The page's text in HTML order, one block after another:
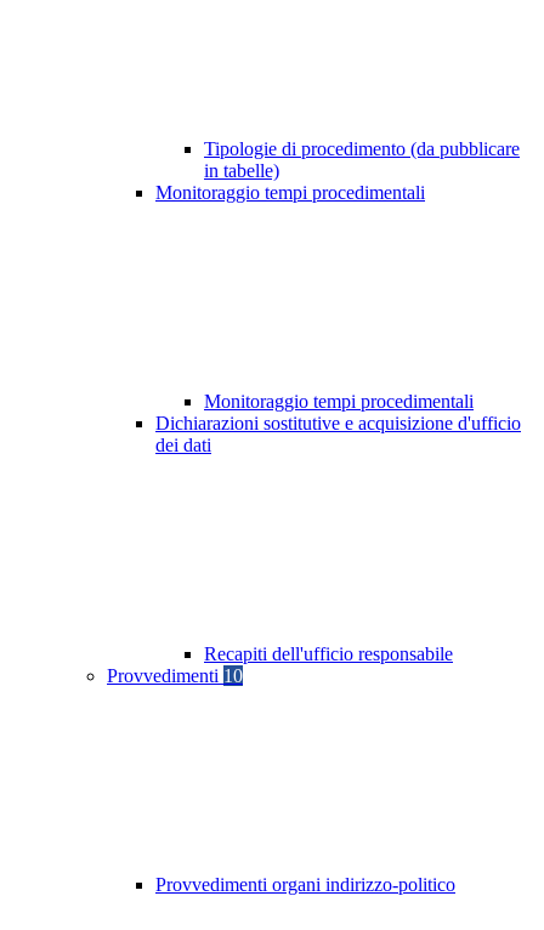
Tipologie di procedimento (da pubblicare
in tabelle)
Monitoraggio tempi procedimentali
Monitoraggio tempi procedimentali
Dichiarazioni sostitutive e acquisizione d'ufficio
dei dati
Recapiti dell'ufficio responsabile
Provvedimenti 10
Provvedimenti organi indirizzo-politico